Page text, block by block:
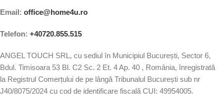
Email: office@home4u.ro
Telefon: +40720.855.515
ANGEL TOUCH SRL, cu sediul în Municipiul București, Sector 6,
Bdul. Timisoara 53 Bl. C2 Sc. 2 Et. 4 Ap. 40 , România, înregistrată
la Registrul Comerțului de pe lângă Tribunalul București sub nr
J40/8075/2024 cu cod de identificare fiscală CUI: 49954005.